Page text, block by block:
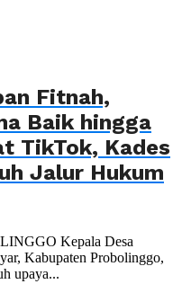
Fitnah,
Baik hingga
TikTok, Kades
Jalur Hukum
Kepala Desa
Kabupaten Probolinggo,
upaya...